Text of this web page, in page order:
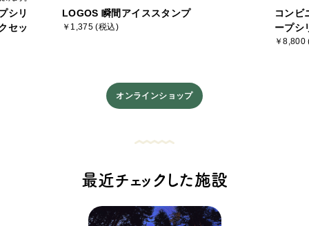
シリ
セッ
LOGOS 瞬間アイススタンプ
￥1,375 (税込)
コンビ
ープシ
￥8,800
オンラインショップ
最近チェックした施設